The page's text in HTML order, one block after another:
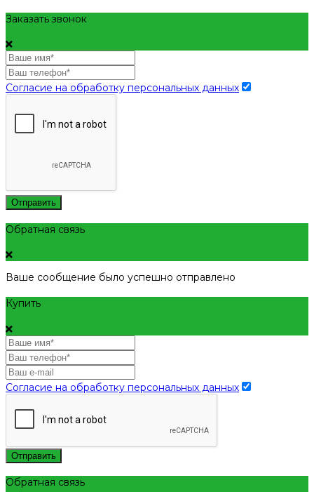
Заказать звонок
Согласие на обработку персональных данных
Отправить
Обратная связь
Ваше сообщение было успешно отправлено
Купить
Согласие на обработку персональных данных
Отправить
Обратная связь